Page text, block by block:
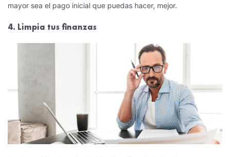
mayor sea el pago inicial que puedas hacer, mejor.
4. Limpia tus finanzas